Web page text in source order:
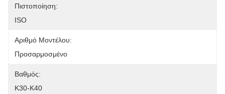
Πιστοποίηση:
ISO
Αριθμό Μοντέλου:
Προσαρμοσμένο
Βαθμός:
K30-K40